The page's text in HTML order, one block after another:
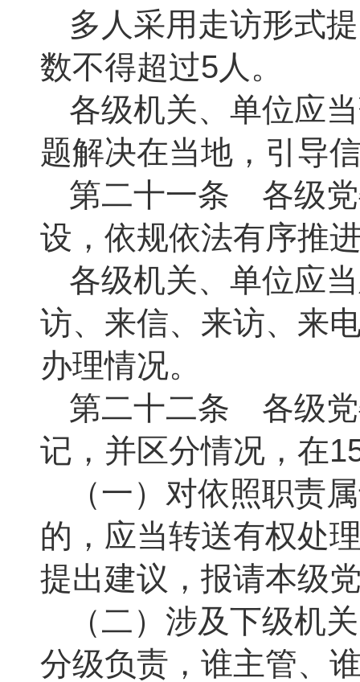
多人采用走访形式
数不得超过5人。
各级机关、单位应
题解决在当地，引导
第二十一条 各级党
设，依规依法有序推
各级机关、单位应
访、来信、来访、来
办理情况。
第二十二条 各级党
记，并区分情况，在
（一）对依照职责
的，应当转送有权处
提出建议，报请本级
（二）涉及下级机
分级负责，谁主管、